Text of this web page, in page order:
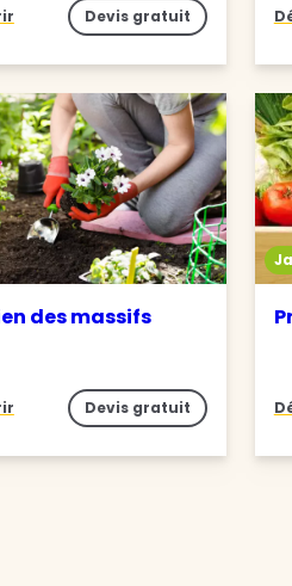
Devis gratuit
des massifs
Devis gratuit